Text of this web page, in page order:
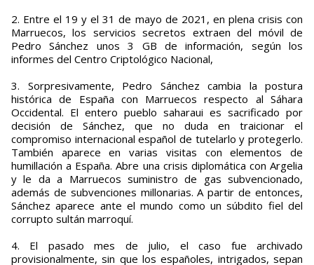
2. Entre el 19 y el 31 de mayo de 2021, en plena crisis con
Marruecos, los servicios secretos extraen del móvil de
Pedro Sánchez unos 3 GB de información, según los
informes del Centro Criptológico Nacional,
3. Sorpresivamente, Pedro Sánchez cambia la postura
histórica de España con Marruecos respecto al Sáhara
Occidental. El entero pueblo saharaui es sacrificado por
decisión de Sánchez, que no duda en traicionar el
compromiso internacional español de tutelarlo y protegerlo.
También aparece en varias visitas con elementos de
humillación a España. Abre una crisis diplomática con Argelia
y le da a Marruecos suministro de gas subvencionado,
además de subvenciones millonarias. A partir de entonces,
Sánchez aparece ante el mundo como un súbdito fiel del
corrupto sultán marroquí.
4. El pasado mes de julio, el caso fue archivado
provisionalmente, sin que los españoles, intrigados, sepan